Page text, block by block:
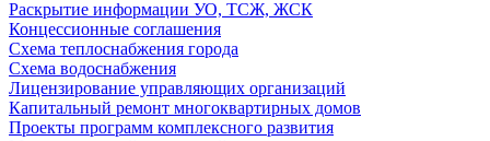
Раскрытие информации УО, ТСЖ, ЖСК
Концессионные соглашения
Схема теплоснабжения города
Схема водоснабжения
Лицензирование управляющих организаций
Капитальный ремонт многоквартирных домов
Проекты программ комплексного развития